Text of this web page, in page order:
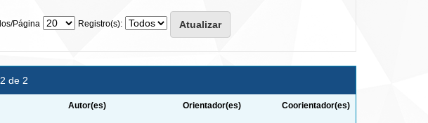
Página Registro(s):
de 2
Autor(es) Orientador(es) Coorientador(es)